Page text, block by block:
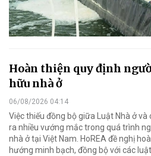
Hoàn thiện quy định
hữu nhà ở
06/08/2026 04:14
Việc thiếu đồng bộ giữa Luật Nhà ở
ra nhiều vướng mắc trong quá trình
nhà ở tại Việt Nam. HoREA đề nghị
hướng minh bạch, đồng bộ với các